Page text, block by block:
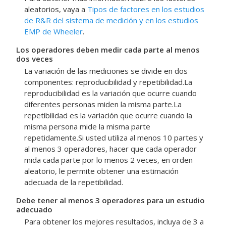
aleatorios, vaya a Tipos de factores en los estudios
de R&R del sistema de medición y en los estudios
EMP de Wheeler.
Los operadores deben medir cada parte al menos
dos veces
La variación de las mediciones se divide en dos
componentes: reproducibilidad y repetibilidad.La
reproducibilidad es la variación que ocurre cuando
diferentes personas miden la misma parte.La
repetibilidad es la variación que ocurre cuando la
misma persona mide la misma parte
repetidamente.Si usted utiliza al menos 10 partes y
al menos 3 operadores, hacer que cada operador
mida cada parte por lo menos 2 veces, en orden
aleatorio, le permite obtener una estimación
adecuada de la repetibilidad.
Debe tener al menos 3 operadores para un estudio
adecuado
Para obtener los mejores resultados, incluya de 3 a